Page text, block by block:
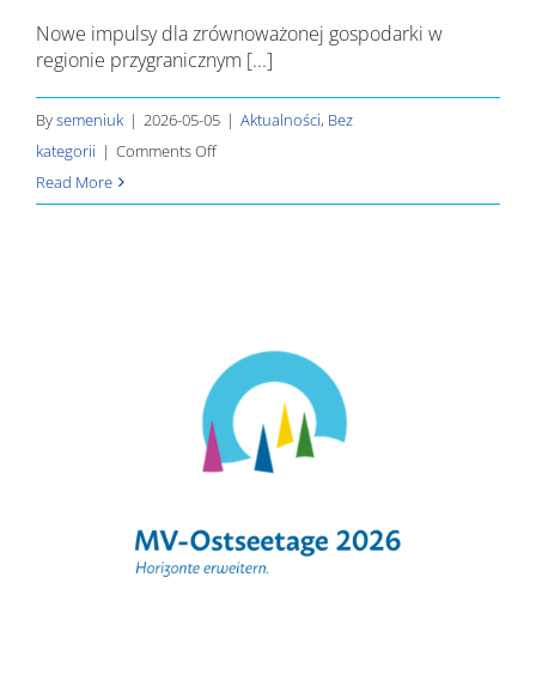
Nowe impulsy dla zrównoważonej gospodarki w
regionie przygranicznym [...]
Bysemeniuk | 2026-05-05 | Aktualności, Bez
kategorii | Comments Offon
impulsy
regionie
przygranicznym
Read More